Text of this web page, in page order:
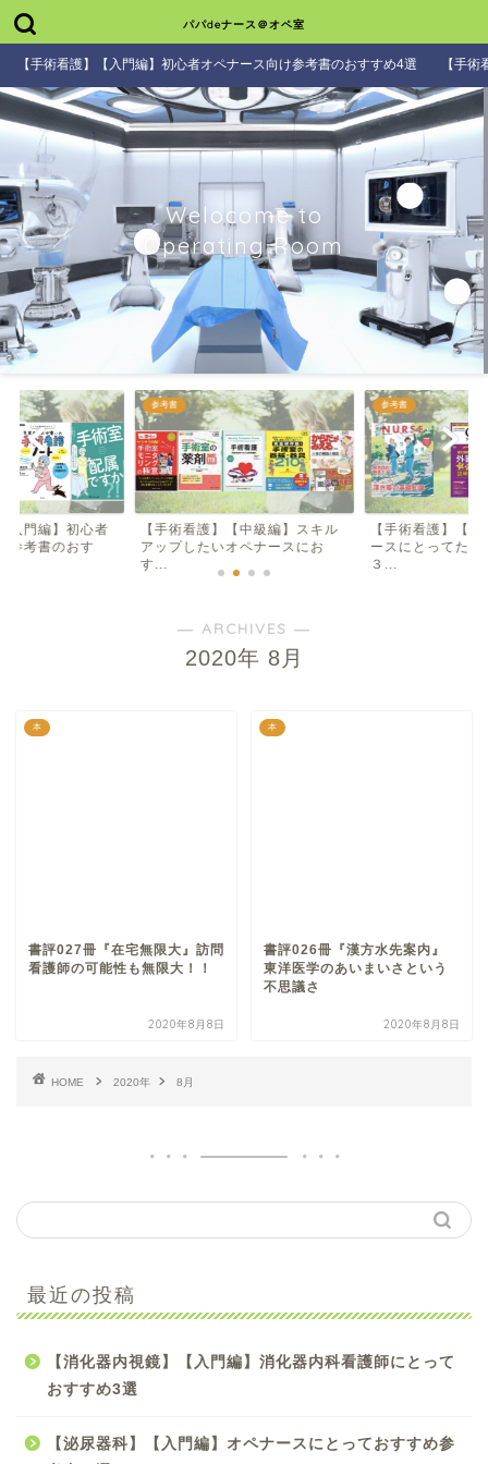
パパdeナース＠オペ室
【手術看護】【入門編】初心者オペナース向け参考書のおすすめ4選 【手
Welocome to
Operating Room
入門編】初心者
参考書のおす
参考書
【手術看護】【中級編】スキル
アップしたいオペナースにお
す...
参考書
【手術看護】【
ースにとってため
３...
― ARCHIVES ―
2020年 8月
本
書評027冊『在宅無限大』訪問
看護師の可能性も無限大！！
2020年8月8日
本
書評026冊『漢方水先案内』
東洋医学のあいまいさという
不思議さ
2020年8月8日
HOME 2020年 8月
最近の投稿
【消化器内視鏡】【入門編】消化器内科看護師にとって
おすすめ3選
【泌尿器科】【入門編】オペナースにとっておすすめ参
考書のおすすめ4選
選